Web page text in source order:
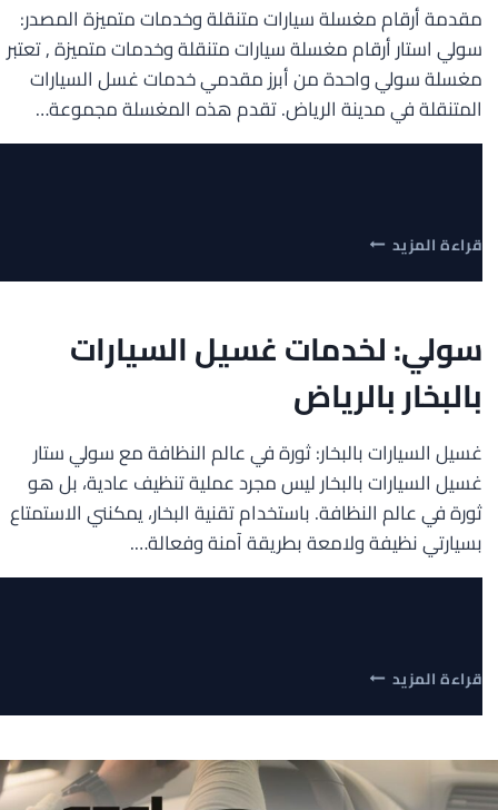
مقدمة أرقام مغسلة سيارات متنقلة وخدمات متميزة المصدر:
سولي استار أرقام مغسلة سيارات متنقلة وخدمات متميزة , تعتبر
مغسلة سولي واحدة من أبرز مقدمي خدمات غسل السيارات
المتنقلة في مدينة الرياض. تقدم هذه المغسلة مجموعة…
قراءة المزيدأرقام
سيارات
وخدمات
متميزة
0500746692
سولي: لخدمات غسيل السيارات
بالبخار بالرياض
غسيل السيارات بالبخار: ثورة في عالم النظافة مع سولي ستار
غسيل السيارات بالبخار ليس مجرد عملية تنظيف عادية، بل هو
ثورة في عالم النظافة. باستخدام تقنية البخار، يمكنني الاستمتاع
بسيارتي نظيفة ولامعة بطريقة آمنة وفعالة….
قراءة المزيدسولي:
غسيل
بالبخار
بالرياض